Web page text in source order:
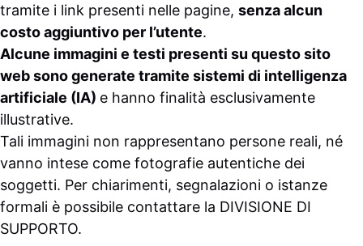
tramite i link presenti nelle pagine, senza alcun
costo aggiuntivo per l’utente.
Alcune immagini e testi presenti su questo sito
web sono generate tramite sistemi di intelligenza
artificiale (IA) e hanno finalità esclusivamente
illustrative.
Tali immagini non rappresentano persone reali, né
vanno intese come fotografie autentiche dei
soggetti. Per chiarimenti, segnalazioni o istanze
formali è possibile contattare la DIVISIONE DI
SUPPORTO.